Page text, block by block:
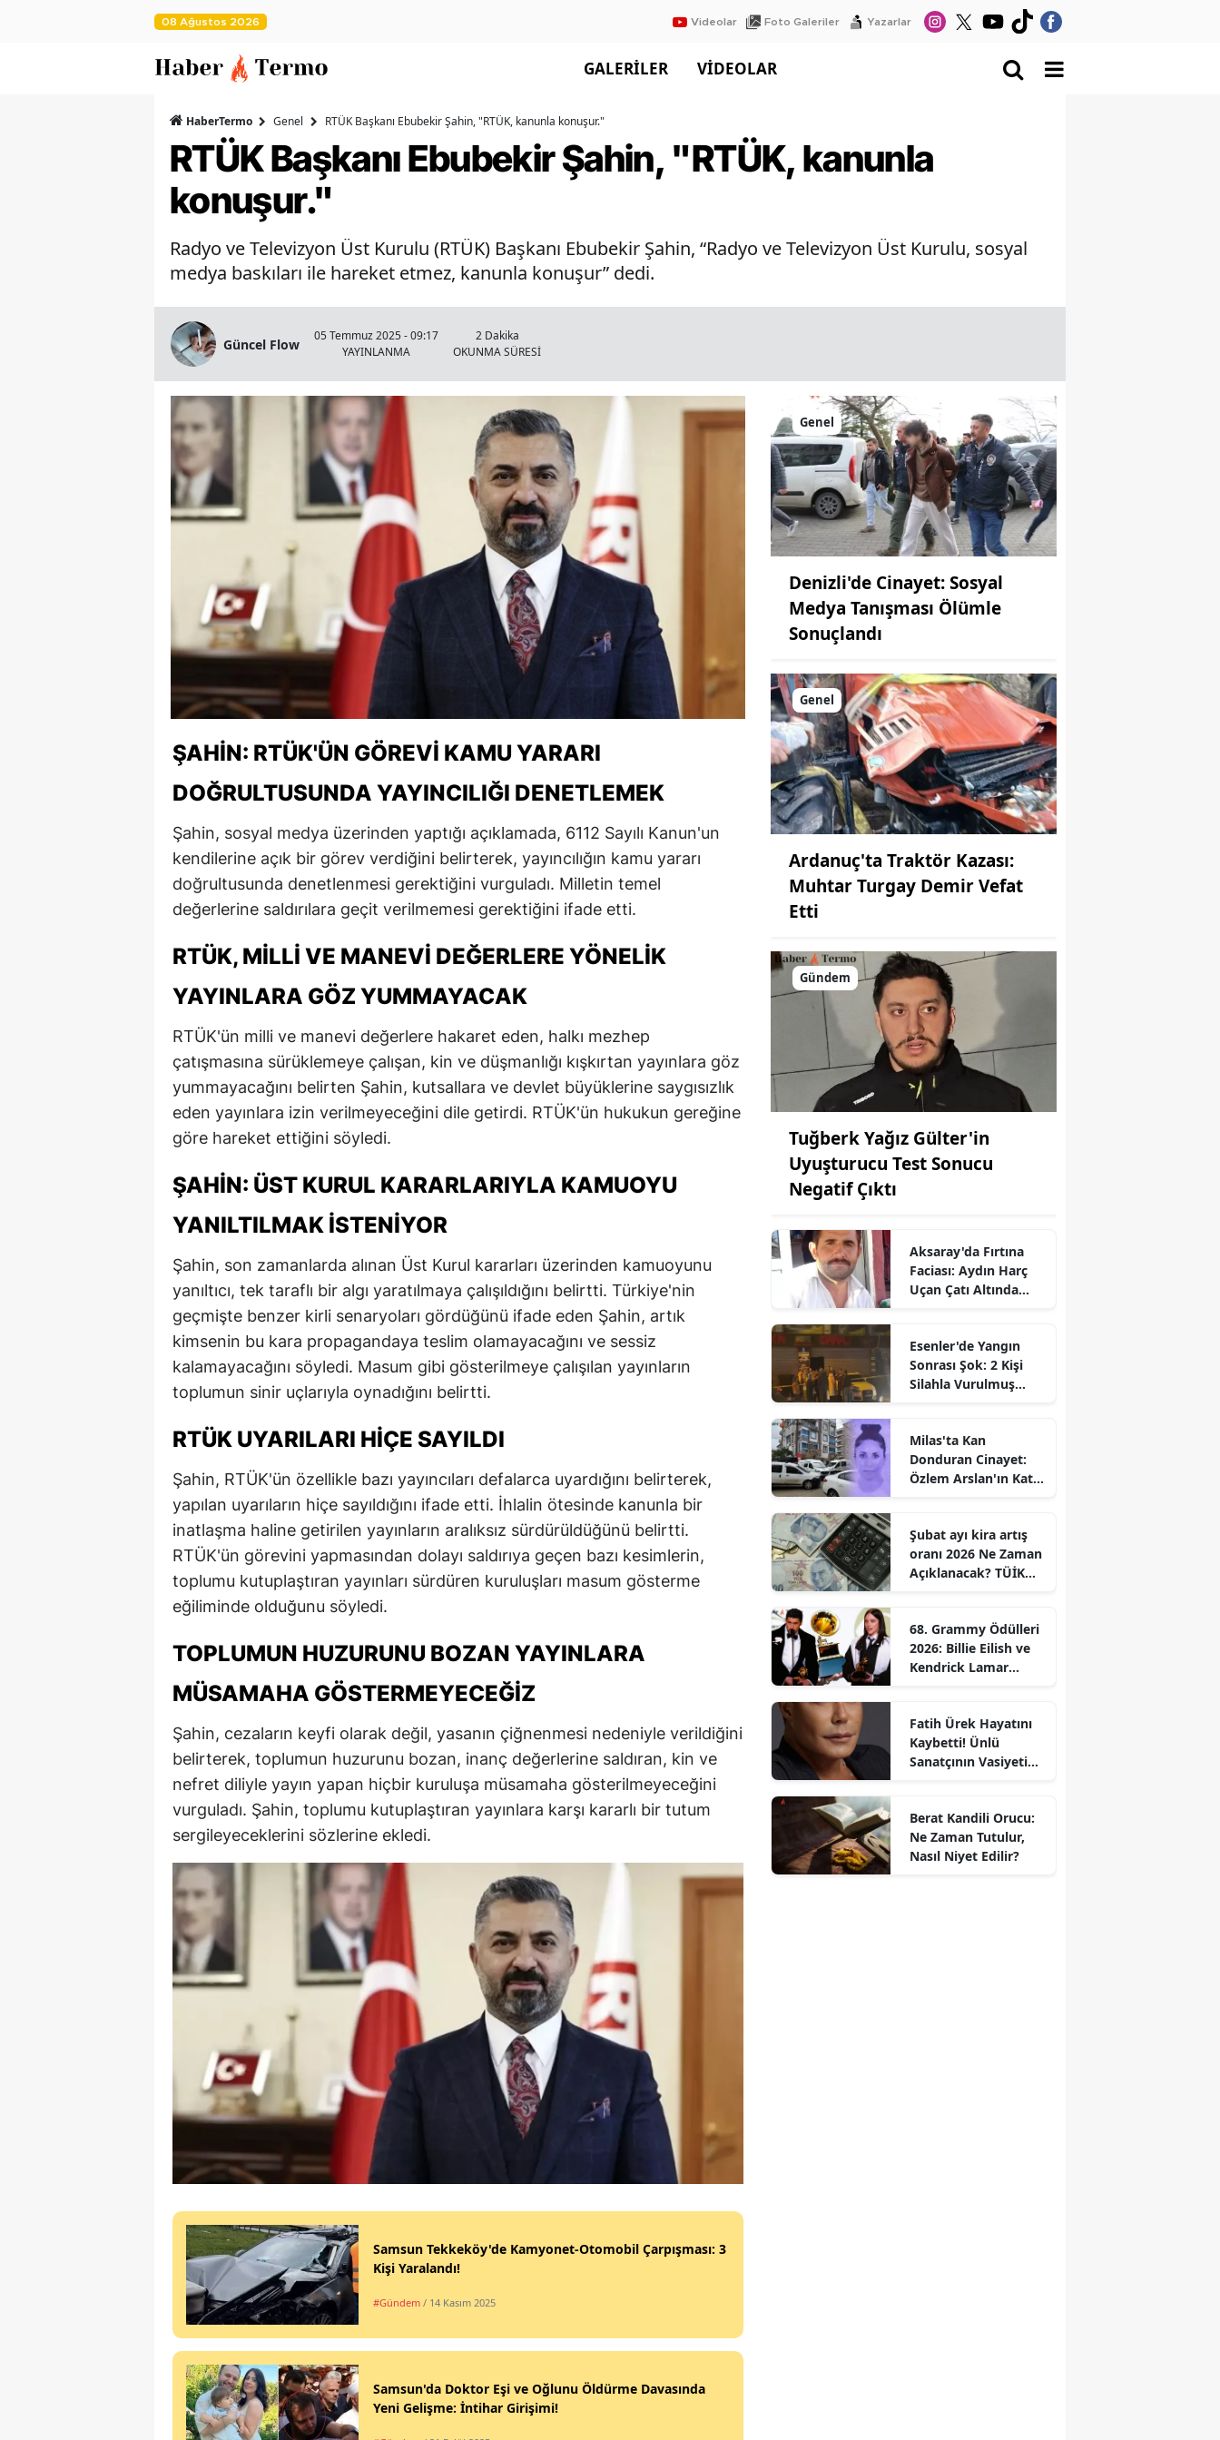
08 Ağustos 2026 Videolar Foto Galeriler Yazarlar
GALERİLER VİDEOLAR
HaberTermo Genel RTÜK Başkanı Ebubekir Şahin, "RTÜK, kanunla konuşur."
RTÜK Başkanı Ebubekir Şahin, "RTÜK, kanunla
konuşur."
Radyo ve Televizyon Üst Kurulu (RTÜK) Başkanı Ebubekir Şahin, “Radyo ve Televizyon Üst Kurulu, sosyal
medya baskıları ile hareket etmez, kanunla konuşur” dedi.
Güncel Flow
05 Temmuz 2025 - 09:17
YAYINLANMA
2 Dakika
OKUNMA SÜRESİ
ŞAHIN: RTÜK'ÜN GÖREVI KAMU YARARI
DOĞRULTUSUNDA YAYINCILIĞI DENETLEMEK
Şahin, sosyal medya üzerinden yaptığı açıklamada, 6112 Sayılı Kanun'un
kendilerine açık bir görev verdiğini belirterek, yayıncılığın kamu yararı
doğrultusunda denetlenmesi gerektiğini vurguladı. Milletin temel
değerlerine saldırılara geçit verilmemesi gerektiğini ifade etti.
RTÜK, MILLI VE MANEVI DEĞERLERE YÖNELIK
YAYINLARA GÖZ YUMMAYACAK
RTÜK'ün milli ve manevi değerlere hakaret eden, halkı mezhep
çatışmasına sürüklemeye çalışan, kin ve düşmanlığı kışkırtan yayınlara göz
yummayacağını belirten Şahin, kutsallara ve devlet büyüklerine saygısızlık
eden yayınlara izin verilmeyeceğini dile getirdi. RTÜK'ün hukukun gereğine
göre hareket ettiğini söyledi.
ŞAHIN: ÜST KURUL KARARLARIYLA KAMUOYU
YANILTILMAK İSTENIYOR
Şahin, son zamanlarda alınan Üst Kurul kararları üzerinden kamuoyunu
yanıltıcı, tek taraflı bir algı yaratılmaya çalışıldığını belirtti. Türkiye'nin
geçmişte benzer kirli senaryoları gördüğünü ifade eden Şahin, artık
kimsenin bu kara propagandaya teslim olamayacağını ve sessiz
kalamayacağını söyledi. Masum gibi gösterilmeye çalışılan yayınların
toplumun sinir uçlarıyla oynadığını belirtti.
RTÜK UYARILARI HIÇE SAYILDI
Şahin, RTÜK'ün özellikle bazı yayıncıları defalarca uyardığını belirterek,
yapılan uyarıların hiçe sayıldığını ifade etti. İhlalin ötesinde kanunla bir
inatlaşma haline getirilen yayınların aralıksız sürdürüldüğünü belirtti.
RTÜK'ün görevini yapmasından dolayı saldırıya geçen bazı kesimlerin,
toplumu kutuplaştıran yayınları sürdüren kuruluşları masum gösterme
eğiliminde olduğunu söyledi.
TOPLUMUN HUZURUNU BOZAN YAYINLARA
MÜSAMAHA GÖSTERMEYECEĞIZ
Şahin, cezaların keyfi olarak değil, yasanın çiğnenmesi nedeniyle verildiğini
belirterek, toplumun huzurunu bozan, inanç değerlerine saldıran, kin ve
nefret diliyle yayın yapan hiçbir kuruluşa müsamaha gösterilmeyeceğini
vurguladı. Şahin, toplumu kutuplaştıran yayınlara karşı kararlı bir tutum
sergileyeceklerini sözlerine ekledi.
Samsun Tekkeköy'de Kamyonet-Otomobil Çarpışması: 3
Kişi Yaralandı!
#Gündem / 14 Kasım 2025
Samsun'da Doktor Eşi ve Oğlunu Öldürme Davasında
Yeni Gelişme: İntihar Girişimi!
Genel
Denizli'de Cinayet: Sosyal
Medya Tanışması Ölümle
Sonuçlandı
Genel
Ardanuç'ta Traktör Kazası:
Muhtar Turgay Demir Vefat
Etti
Gündem
Tuğberk Yağız Gülter'in
Uyuşturucu Test Sonucu
Negatif Çıktı
Aksaray'da Fırtına
Faciası: Aydın Harç
Uçan Çatı Altında
Esenler'de Yangın
Sonrası Şok: 2 Kişi
Silahla Vurulmuş
Milas'ta Kan
Donduran Cinayet:
Özlem Arslan'ın Katili
Şubat ayı kira artış
oranı 2026 Ne Zaman
Açıklanacak? TÜİK
68. Grammy Ödülleri
2026: Billie Eilish ve
Kendrick Lamar
Fatih Ürek Hayatını
Kaybetti! Ünlü
Sanatçının Vasiyeti
Berat Kandili Orucu:
Ne Zaman Tutulur,
Nasıl Niyet Edilir?